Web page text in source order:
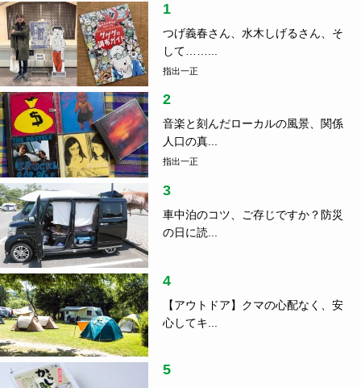
1
つげ義春さん、水木しげるさん、そ
して……...
指出一正
2
音楽と刻んだローカルの風景、関係
人口の真...
指出一正
3
車中泊のコツ、ご存じですか？防災
の日に読...
4
【アウトドア】クマの心配なく、安
心してキ...
5